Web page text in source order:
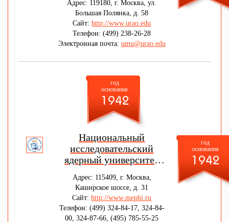
Адрес: 119180, г. Москва, ул.
Большая Полянка, д. 58
Сайт:http://www.urao.edu
Телефон: (499) 238-26-28
Электронная почта: umu@urao.edu
год
основания
1942
Национальный
исследовательский
ядерный университет
Адрес: 115409, г. Москва,
Каширское шоссе, д. 31
Сайт:http://www.mephi.ru
Телефон: (499) 324-84-17, 324-84-
00, 324-87-66, (495) 785-55-25
год
основания
1942